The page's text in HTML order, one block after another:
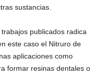
sustancias.
publicados radica
este caso el Nitruro de
aplicaciones como
formar resinas dentales o